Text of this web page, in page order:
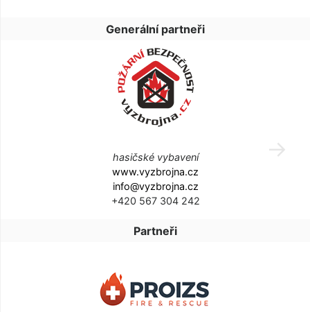
Generální partneři
hasičské vybavení
www.vyzbrojna.cz
info@vyzbrojna.cz
+420 567 304 242
Partneři